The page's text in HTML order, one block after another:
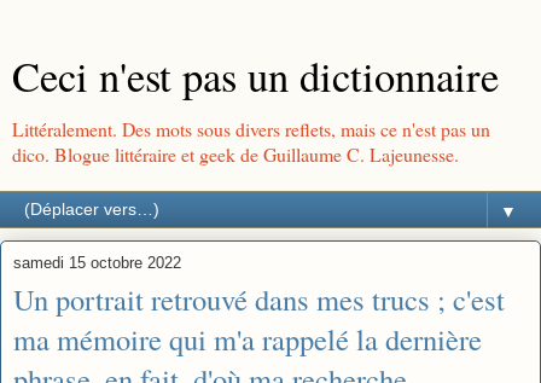
Ceci n'est pas un dictionnaire
Littéralement. Des mots sous divers reflets, mais ce n'est pas un
dico. Blogue littéraire et geek de Guillaume C. Lajeunesse.
▼
samedi 15 octobre 2022
Un portrait retrouvé dans mes trucs ; c'est
ma mémoire qui m'a rappelé la dernière